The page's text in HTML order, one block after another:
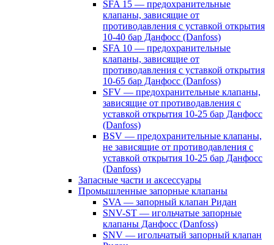
SFA 15 — предохранительные
клапаны, зависящие от
противодавления с уставкой открытия
10-40 бар Данфосс (Danfoss)
SFA 10 — предохранительные
клапаны, зависящие от
противодавления с уставкой открытия
10-65 бар Данфосс (Danfoss)
SFV — предохранительные клапаны,
зависящие от противодавления с
уставкой открытия 10-25 бар Данфосс
(Danfoss)
BSV — предохранительные клапаны,
не зависящие от противодавления с
уставкой открытия 10-25 бар Данфосс
(Danfoss)
Запасные части и аксессуары
Промышленные запорные клапаны
SVA — запорный клапан Ридан
SNV-ST — игольчатые запорные
клапаны Данфосс (Danfoss)
SNV — игольчатый запорный клапан